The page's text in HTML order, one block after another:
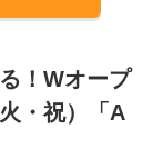
！Wオープ
・祝）「A